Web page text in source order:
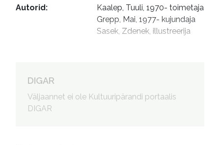
Autorid:
Kaalep, Tuuli, 1970- toimetaja
Grepp, Mai, 1977- kujundaja
Sasek, Zdenek, illustreerija
DIGAR
Väljaannet ei ole Kultuuripärandi portaalis
DIGAR